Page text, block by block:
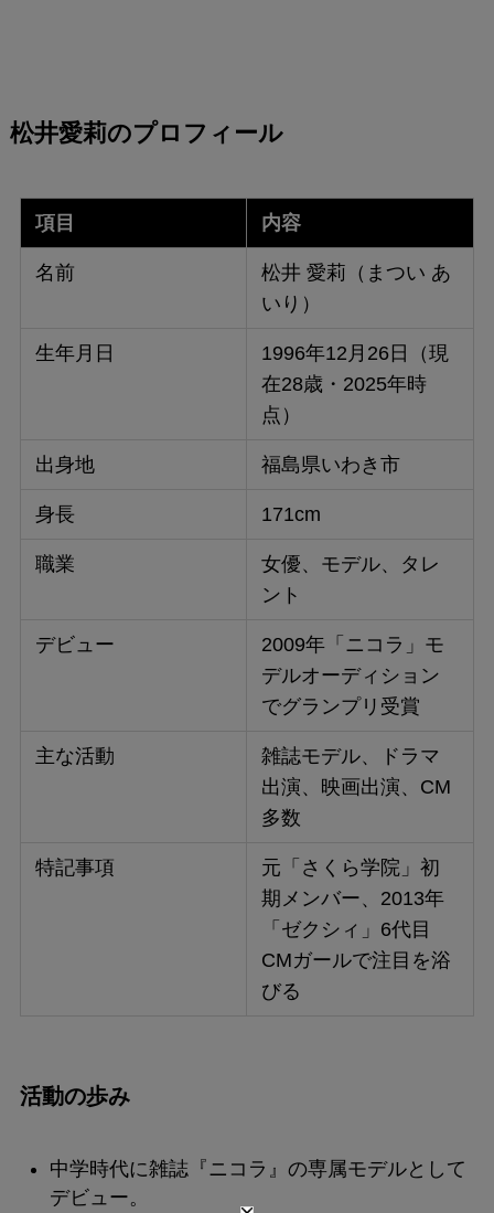
松井愛莉のプロフィール
項目 内容
名前
松井 愛莉（まつい あ
いり）
生年月日
1996年12月26日（現
在28歳・2025年時
点）
出身地 福島県いわき市
身長 171cm
職業
女優、モデル、タレ
ント
デビュー
2009年「ニコラ」モ
デルオーディション
でグランプリ受賞
主な活動
雑誌モデル、ドラマ
出演、映画出演、CM
多数
特記事項
元「さくら学院」初
期メンバー、2013年
「ゼクシィ」6代目
CMガールで注目を浴
びる
活動の歩み
中学時代に雑誌『ニコラ』の専属モデルとして
デビュー。